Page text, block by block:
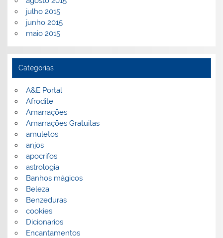
julho 2015
junho 2015
maio 2015
Categorias
A&E Portal
Afrodite
Amarrações
Amarrações Gratuitas
amuletos
anjos
apocrifos
astrologia
Banhos mágicos
Beleza
Benzeduras
cookies
Dicionarios
Encantamentos